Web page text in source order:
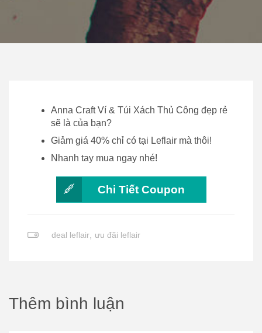
Anna Craft Ví & Túi Xách Thủ Công đẹp rẻ
sẽ là của bạn?
Giảm giá 40% chỉ có tại Leflair mà thôi!
Nhanh tay mua ngay nhé!
Chi Tiết Coupon
deal leflair, ưu đãi leflair
Thêm bình luận